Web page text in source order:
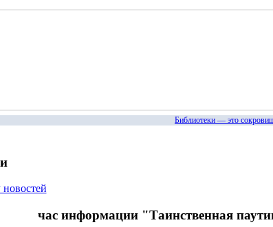
Библиотеки — это
час информации "Таинственная